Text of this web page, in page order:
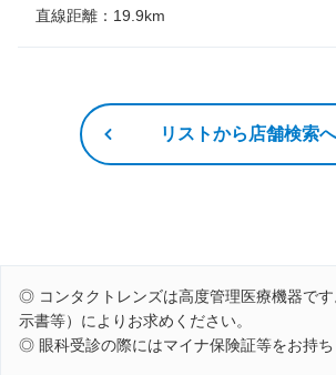
直線距離： 19.9km
リストから店舗検索へ
◎ コンタクトレンズは高度管理医療機器で
示書等）によりお求めください。
◎ 眼科受診の際にはマイナ保険証等をお持ち